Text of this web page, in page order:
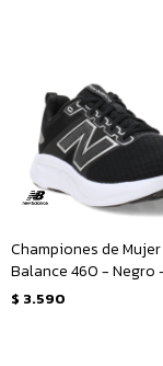
Championes de Mujer
Balance 460 - Negro
$ 3.590